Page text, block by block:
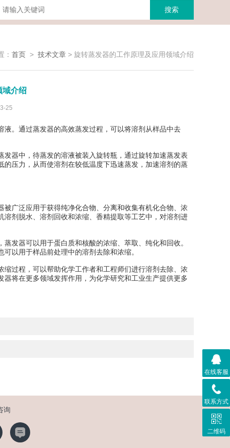
： 首页 > 技术文章 > 旋转蒸发器的工作原理及应用领域介绍
域介绍
25
。通过蒸发器的高效蒸发过程，可以将溶剂从样品中去
器中，待蒸发的溶液被装入旋转瓶，通过旋转加速蒸发表
压力，从而使溶剂在较低温度下迅速蒸发，加速溶剂的蒸
广泛应用于获得纯净化合物、分离和收集有机化合物、浓
剂脱水、溶剂回收和浓缩、香精提取等工艺中，对溶剂进
器可以用于蛋白质和核酸的浓缩、萃取、纯化和回收。
以用于样品前处理中的溶剂去除和浓缩。
过程，可以帮助化学工作者和工程师们进行溶剂去除、浓
将在更多领域发挥作用，为化学研究和工业生产提供更多
询
在线客服
联系方式
二维码